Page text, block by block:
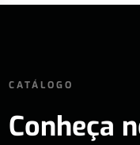
CATÁLOGO
Conheça